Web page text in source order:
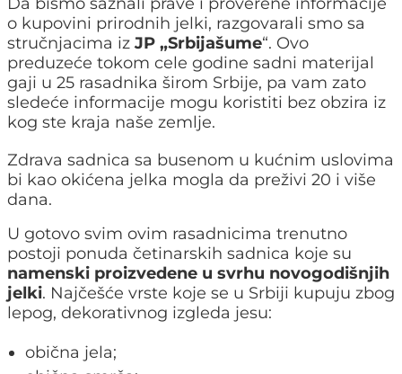
o kupovini prirodnih jelki, razgovarali smo sa
stručnjacima iz JP „Srbijašume“. Ovo
preduzeće tokom cele godine sadni materijal
gaji u 25 rasadnika širom Srbije, pa vam zato
sledeće informacije mogu koristiti bez obzira iz
kog ste kraja naše zemlje.
Zdrava sadnica sa busenom u kućnim uslovima
bi kao okićena jelka mogla da preživi 20 i više
dana.
U gotovo svim ovim rasadnicima trenutno
postoji ponuda četinarskih sadnica koje su
namenski proizvedene u svrhu novogodišnjih
jelki. Najčešće vrste koje se u Srbiji kupuju zbog
lepog, dekorativnog izgleda jesu:
obična jela;